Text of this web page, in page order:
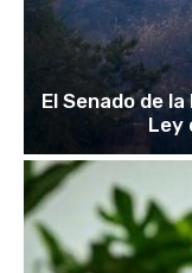
El Senado de
Ley